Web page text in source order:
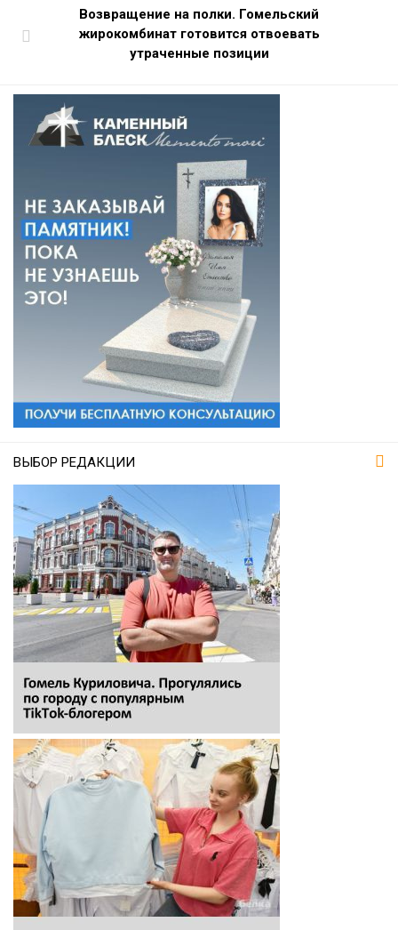
Возвращение на полки. Гомельский
жирокомбинат готовится отвоевать
утраченные позиции
ВЫБОР РЕДАКЦИИ